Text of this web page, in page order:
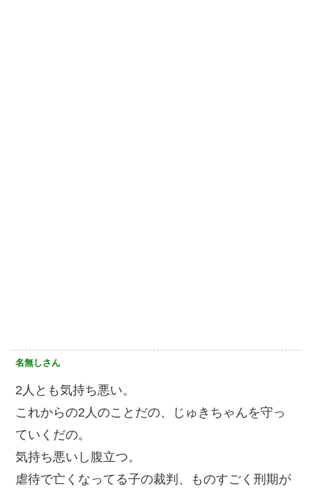
名無しさん
2人とも気持ち悪い。
これからの2人のことだの、じゅきちゃんを守っ
ていくだの。
気持ち悪いし腹立つ。
虐待で亡くなってる子の裁判、ものすごく刑期が